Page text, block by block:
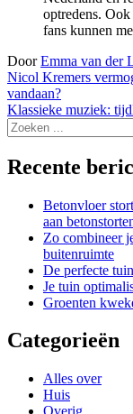
optredens.
fans kunnen
DoorEmma van der
Bericht
navigatie
Nicol Kremers
vandaan?
Klassieke muziek:
Zoek
naar:
Recente
Betonvloer
aan
Zo combineer
buitenruimte
De perfecte
Je tuin
Groenten
Categorieën
Alles over
Huis